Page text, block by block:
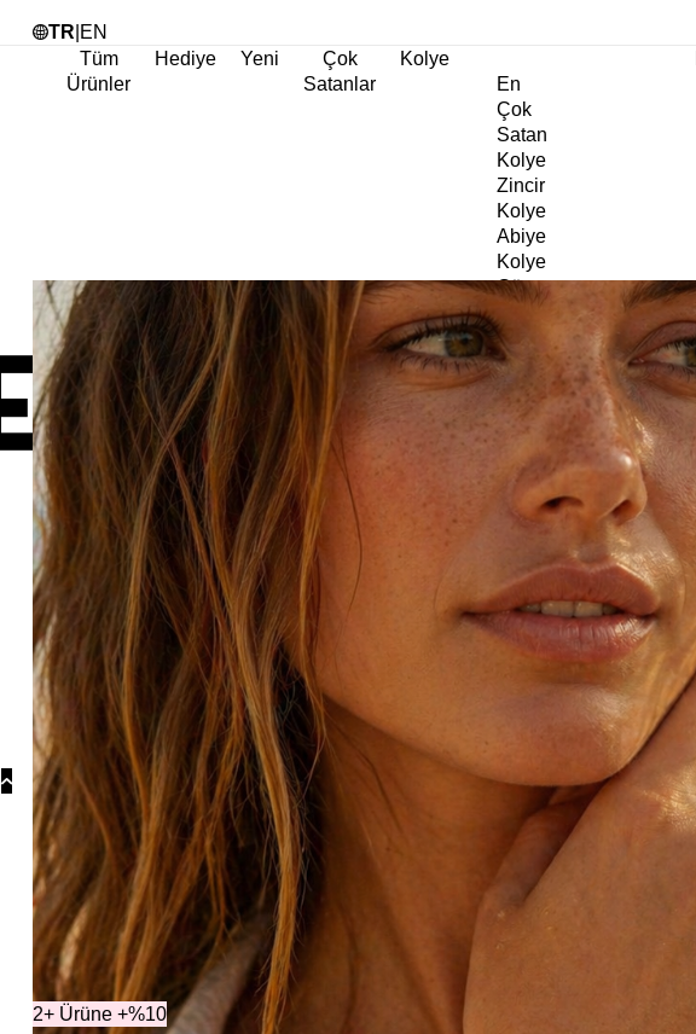
TR EN
Tüm
Ürünler
Hediye Yeni
Çok
Satanlar
Kolye
En
Çok
Satan
Kolye
Zincir
Kolye
Abiye
Kolye
Göz
Kolye
Charm
Kolye
Doğaltaş
Kolye
İnci
Kolye
Choker
Kolye
Kolye
Gümüş
Kolye
Yonca
Koleksiyonlar
2+ Ürüne +%10